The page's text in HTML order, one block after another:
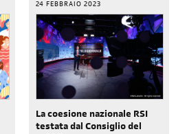
24 FEBBRAIO 2023
La coesione nazionale RSI
testata dal Consiglio del